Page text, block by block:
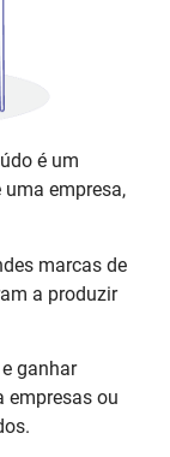
é um
empresa,
marcas de
a produzir
ganhar
empresas ou